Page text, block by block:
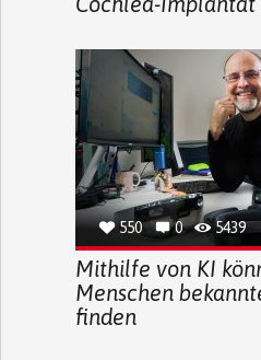
550 0 5439
Mithilfe von KI
Menschen
finden